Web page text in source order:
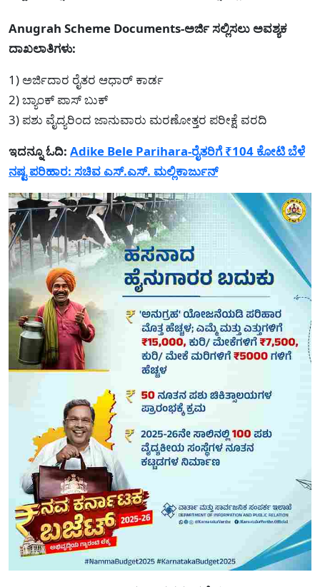
Anugrah Scheme Documents-ಅರ್ಜಿ ಸಲ್ಲಿಸಲು ಅವಶ್ಯಕ
ದಾಖಲಾತಿಗಳು:
1) ಅರ್ಜಿದಾರ ರೈತರ ಆಧಾರ್ ಕಾರ್ಡ
2) ಬ್ಯಾಂಕ್ ಪಾಸ್ ಬುಕ್
3) ಪಶು ವೈದ್ಯರಿಂದ ಜಾನುವಾರು ಮರಣೋತ್ತರ ಪರೀಕ್ಷೆ ವರದಿ
ಇದನ್ನೂ ಓದಿ: Adike Bele Parihara-ರೈತರಿಗೆ ₹104 ಕೋಟಿ ಬೆಳೆ
ನಷ್ಟ ಪರಿಹಾರ: ಸಚಿವ ಎಸ್.ಎಸ್. ಮಲ್ಲಿಕಾರ್ಜುನ್